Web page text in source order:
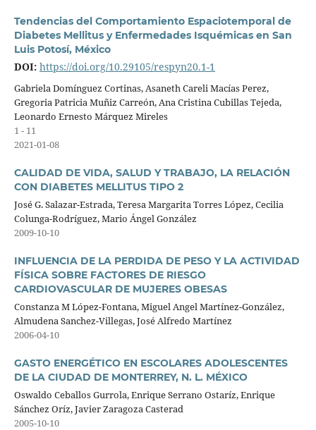
Tendencias del Comportamiento Espaciotemporal de
Diabetes Mellitus y Enfermedades Isquémicas en San
Luis Potosí, México
DOI: https://doi.org/10.29105/respyn20.1-1
Gabriela Domínguez Cortinas, Asaneth Careli Macías Perez,
Gregoria Patricia Muñiz Carreón, Ana Cristina Cubillas Tejeda,
Leonardo Ernesto Márquez Mireles
1 - 11
2021-01-08
CALIDAD DE VIDA, SALUD Y TRABAJO, LA RELACIÓN
CON DIABETES MELLITUS TIPO 2
José G. Salazar-Estrada, Teresa Margarita Torres López, Cecilia
Colunga-Rodríguez, Mario Ángel González
2009-10-10
INFLUENCIA DE LA PERDIDA DE PESO Y LA ACTIVIDAD
FÍSICA SOBRE FACTORES DE RIESGO
CARDIOVASCULAR DE MUJERES OBESAS
Constanza M López-Fontana, Miguel Angel Martínez-González,
Almudena Sanchez-Villegas, José Alfredo Martínez
2006-04-10
GASTO ENERGÉTICO EN ESCOLARES ADOLESCENTES
DE LA CIUDAD DE MONTERREY, N. L. MÉXICO
Oswaldo Ceballos Gurrola, Enrique Serrano Ostaríz, Enrique
Sánchez Oríz, Javier Zaragoza Casterad
2005-10-10